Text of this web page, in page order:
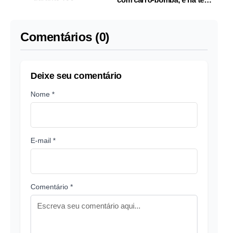
Comentários (0)
Deixe seu comentário
Nome *
E-mail *
Comentário *